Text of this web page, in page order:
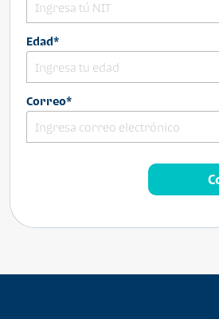
Edad*
Correo*